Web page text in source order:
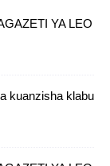
YA LEO
kuanzisha klabu